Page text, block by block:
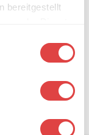
bereitgestellt